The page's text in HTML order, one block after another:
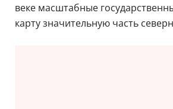
веке масштабные
карту значительную часть